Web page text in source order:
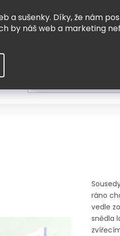
a sušenky. Díky, že nám
by náš web a marketing
ráno
vedle
snědla